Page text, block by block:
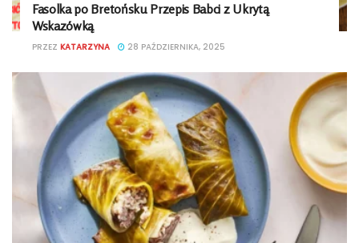
Fasolka po Bretońsku Przepis Babci z Ukrytą
Wskazówką
PRZEZ KATARZYNA 28 PAŹDZIERNIKA, 2025